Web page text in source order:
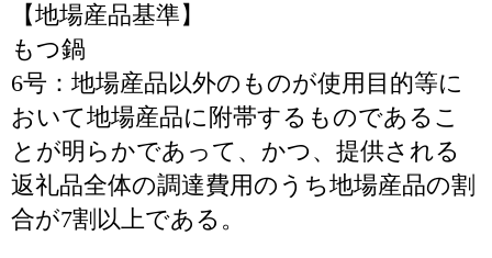
【地場産品基準】
もつ鍋
6号：地場産品以外のものが使用目的等に
おいて地場産品に附帯するものであるこ
とが明らかであって、かつ、提供される
返礼品全体の調達費用のうち地場産品の割
合が7割以上である。